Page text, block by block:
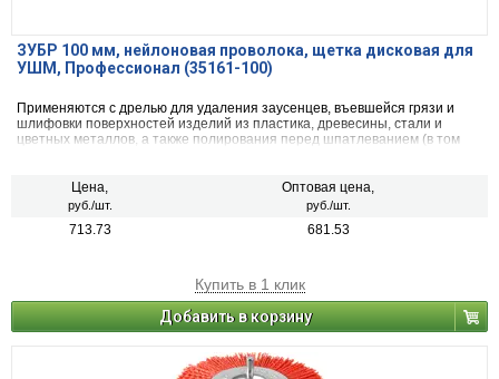
ЗУБР 100 мм, нейлоновая проволока, щетка дисковая для
УШМ, Профессионал (35161-100)
Применяются с дрелью для удаления заусенцев, въевшейся грязи и
шлифовки поверхностей изделий из пластика, древесины, стали и
цветных металлов, а также полирования перед шпатлеванием (в том
Цена,
руб./шт.
Оптовая цена,
руб./шт.
713.73 681.53
Купить в 1 клик
Добавить в корзину